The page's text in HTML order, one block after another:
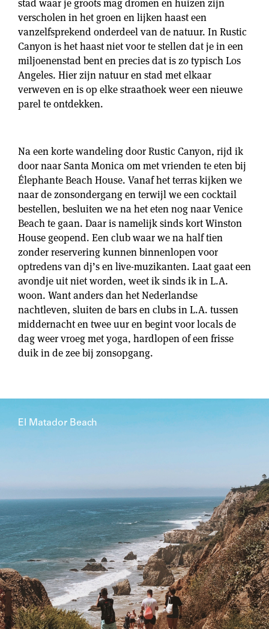
stad waar je groots mag dromen en huizen zijn
verscholen in het groen en lijken haast een
vanzelfsprekend onderdeel van de natuur. In Rustic
Canyon is het haast niet voor te stellen dat je in een
miljoenenstad bent en precies dat is zo typisch Los
Angeles. Hier zijn natuur en stad met elkaar
verweven en is op elke straathoek weer een nieuwe
parel te ontdekken.
Na een korte wandeling door Rustic Canyon, rijd ik
door naar Santa Monica om met vrienden te eten bij
Élephante Beach House. Vanaf het terras kijken we
naar de zonsondergang en terwijl we een cocktail
bestellen, besluiten we na het eten nog naar Venice
Beach te gaan. Daar is namelijk sinds kort Winston
House geopend. Een club waar we na half tien
zonder reservering kunnen binnenlopen voor
optredens van dj’s en live-muzikanten. Laat gaat een
avondje uit niet worden, weet ik sinds ik in L.A.
woon. Want anders dan het Nederlandse
nachtleven, sluiten de bars en clubs in L.A. tussen
middernacht en twee uur en begint voor locals de
dag weer vroeg met yoga, hardlopen of een frisse
duik in de zee bij zonsopgang.
El Matador Beach